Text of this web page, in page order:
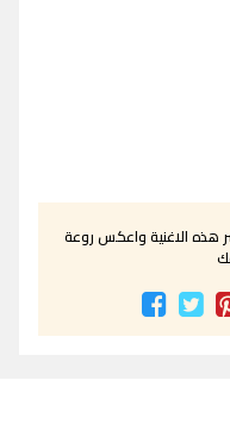
هذه الاغنية واعكس روعة